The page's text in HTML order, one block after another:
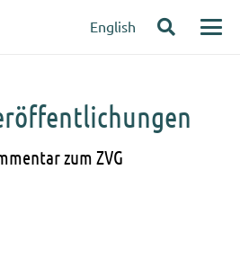
English
zum ZVG